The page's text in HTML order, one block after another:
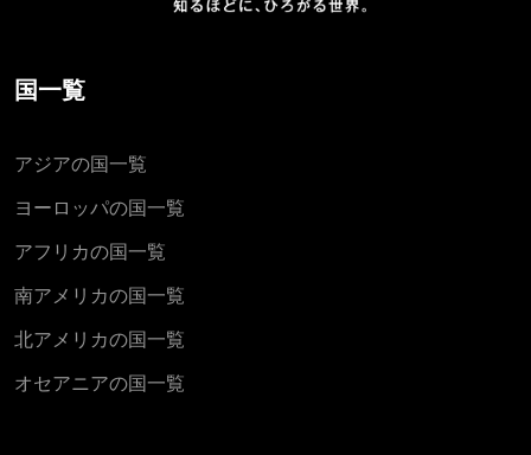
国一覧
アジアの国一覧
ヨーロッパの国一覧
アフリカの国一覧
南アメリカの国一覧
北アメリカの国一覧
オセアニアの国一覧